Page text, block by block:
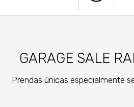
GARAGE SALE
Prendas únicas especialmente